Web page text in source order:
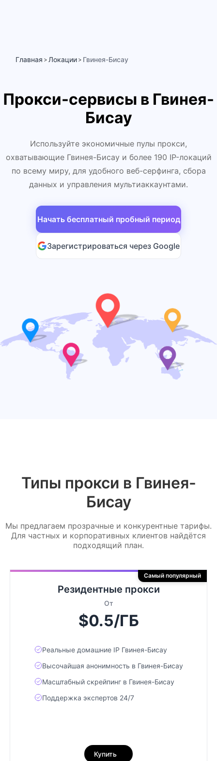
Главная > Локации > Гвинея-Бисау
Прокси-сервисы в Гвинея-
Бисау
Используйте экономичные пулы прокси,
охватывающие Гвинея-Бисау и более 190 IP-локаций
по всему миру, для удобного веб-серфинга, сбора
данных и управления мультиаккаунтами.
Начать бесплатный пробный период
Зарегистрироваться через Google
Типы прокси в Гвинея-
Бисау
Мы предлагаем прозрачные и конкурентные тарифы.
Для частных и корпоративных клиентов найдётся
подходящий план.
Резидентные прокси
От
$0.5/ГБ
Реальные домашние IP Гвинея-Бисау
Высочайшая анонимность в Гвинея-Бисау
Масштабный скрейпинг в Гвинея-Бисау
Поддержка экспертов 24/7
Самый популярный
Купить